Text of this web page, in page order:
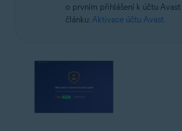
o prvním přihlášení k účtu
článku: Aktivace účtu Avast